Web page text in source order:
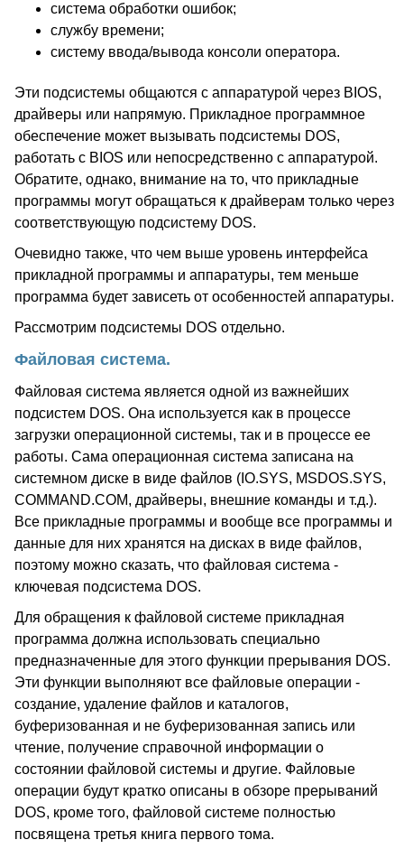
система обработки ошибок;
службу времени;
систему ввода/вывода консоли оператора.
Эти подсистемы общаются с аппаратурой через BIOS,
драйверы или напрямую. Прикладное программное
обеспечение может вызывать подсистемы DOS,
работать с BIOS или непосредственно с аппаратурой.
Обратите, однако, внимание на то, что прикладные
программы могут обращаться к драйверам только через
соответствующую подсистему DOS.
Очевидно также, что чем выше уровень интерфейса
прикладной программы и аппаратуры, тем меньше
программа будет зависеть от особенностей аппаратуры.
Рассмотрим подсистемы DOS отдельно.
Файловая система.
Файловая система является одной из важнейших
подсистем DOS. Она используется как в процессе
загрузки операционной системы, так и в процессе ее
работы. Сама операционная система записана на
системном диске в виде файлов (IO.SYS, MSDOS.SYS,
COMMAND.COM, драйверы, внешние команды и т.д.).
Все прикладные программы и вообще все программы и
данные для них хранятся на дисках в виде файлов,
поэтому можно сказать, что файловая система -
ключевая подсистема DOS.
Для обращения к файловой системе прикладная
программа должна использовать специально
предназначенные для этого функции прерывания DOS.
Эти функции выполняют все файловые операции -
создание, удаление файлов и каталогов,
буферизованная и не буферизованная запись или
чтение, получение справочной информации о
состоянии файловой системы и другие. Файловые
операции будут кратко описаны в обзоре прерываний
DOS, кроме того, файловой системе полностью
посвящена третья книга первого тома.